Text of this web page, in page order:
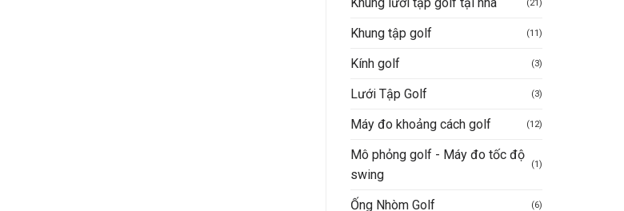
(21)
Khung tập golf (11)
Kính golf (3)
Lưới Tập Golf (3)
Máy đo khoảng cách golf (12)
Mô phỏng golf - Máy đo tốc độ
swing
(1)
Ống Nhòm Golf (6)